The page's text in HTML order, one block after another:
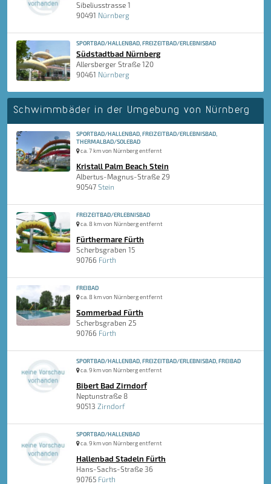
Sibeliusstrasse 1
90491 Nürnberg
SPORTBAD/HALLENBAD, FREIZEITBAD/ERLEBNISBAD
Südstadtbad Nürnberg
Allersberger Straße 120
90461 Nürnberg
Schwimmbäder in der Umgebung von Nürnberg
SPORTBAD/HALLENBAD, FREIZEITBAD/ERLEBNISBAD,
THERMALBAD/SOLEBAD
ca. 7 km von Nürnberg entfernt
Kristall Palm Beach Stein
Albertus-Magnus-Straße 29
90547 Stein
FREIZEITBAD/ERLEBNISBAD
ca. 8 km von Nürnberg entfernt
Fürthermare Fürth
Scherbsgraben 15
90766 Fürth
FREIBAD
ca. 8 km von Nürnberg entfernt
Sommerbad Fürth
Scherbsgraben 25
90766 Fürth
SPORTBAD/HALLENBAD, FREIZEITBAD/ERLEBNISBAD, FREIBAD
ca. 9 km von Nürnberg entfernt
Bibert Bad Zirndorf
Neptunstraße 8
90513 Zirndorf
SPORTBAD/HALLENBAD
ca. 9 km von Nürnberg entfernt
Hallenbad Stadeln Fürth
Hans-Sachs-Straße 36
90765 Fürth